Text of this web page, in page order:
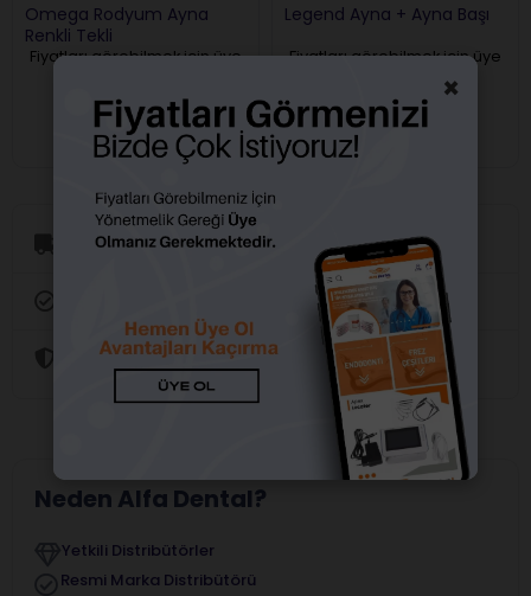
Omega Rodyum Ayna
Renkli Tekli
Fiyatları görebilmek için üye
Legend Ayna + Ayna Başı
Fiyatları görebilmek için üye
girişi yapmalısınız.
Aynı Gün Kargo
Güvenli Alışveriş
Neden Alfa Dental?
Yetkili Distribütörler
Resmi Marka Distribütörü
×